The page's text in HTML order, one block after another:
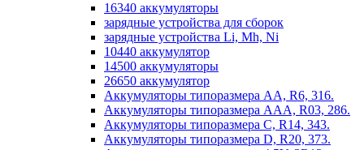
16340 аккумуляторы
зарядные устройства для сборок
зарядные устройства Li, Mh, Ni
10440 аккумулятор
14500 аккумуляторы
26650 аккумулятор
Аккумуляторы типоразмера АА, R6, 316.
Аккумуляторы типоразмера ААА, R03, 286.
Аккумуляторы типоразмера С, R14, 343.
Аккумуляторы типоразмера D, R20, 373.